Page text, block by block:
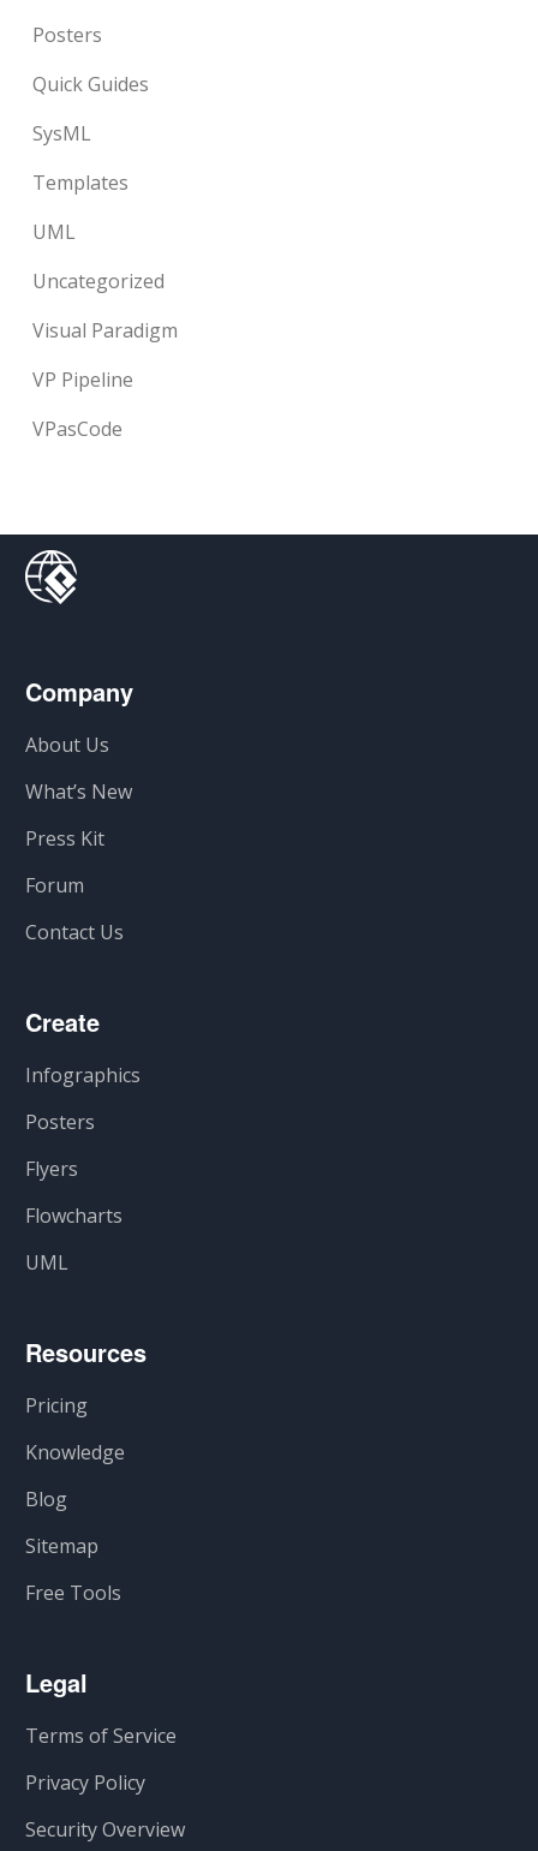
Posters
Quick Guides
SysML
Templates
UML
Uncategorized
Visual Paradigm
VP Pipeline
VPasCode
Company
About Us
What’s New
Press Kit
Forum
Contact Us
Create
Infographics
Posters
Flyers
Flowcharts
UML
Resources
Pricing
Knowledge
Blog
Sitemap
Free Tools
Legal
Terms of Service
Privacy Policy
Security Overview